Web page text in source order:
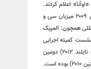
اعلام کردند.
خبرگزاری مهر توانست در همین مدت کوتاه نقشی فعال در آن سازمان و عرصه بین الملل ایفا کند. خبرگزاری مهر در سال ۲۰۰۹ میزبان سی و
همچون: المپیک
مجمع عمومی "اوآنا" (استانبول ۲۰۱۰)، سی و سومین نشست کمیته اجرایی
و بیست و هفتمین نشست گروه فنی خبری اوآنا (مغولستان، اولانباتور ۲۰۱۱)، جشن پنجاهمین سال تأسیس اوآنا (بانکوک، تایلند ۲۰۱۲) دومین
اجلاس جهانی رسانه‌ها (مسکو ۲۰۱۲) حضور فعال داشته و میهمان ویژه سومین کنگره جهانی خبرگزاری‌ها (بوینس آیرس، آرژانتین ۲۰۱۰) بوده است.